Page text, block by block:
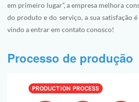
em primeiro lugar”, a empresa melhora
do produto e do serviço, a sua satisfação
vindo a entrar em contato conosco!
Processo de produção